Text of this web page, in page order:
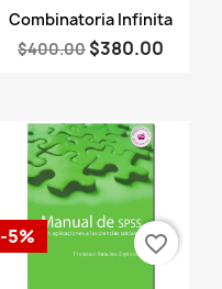
Vista rápida
Combinatoria Infinita
$400.00 $380.00
-5% favorite_border